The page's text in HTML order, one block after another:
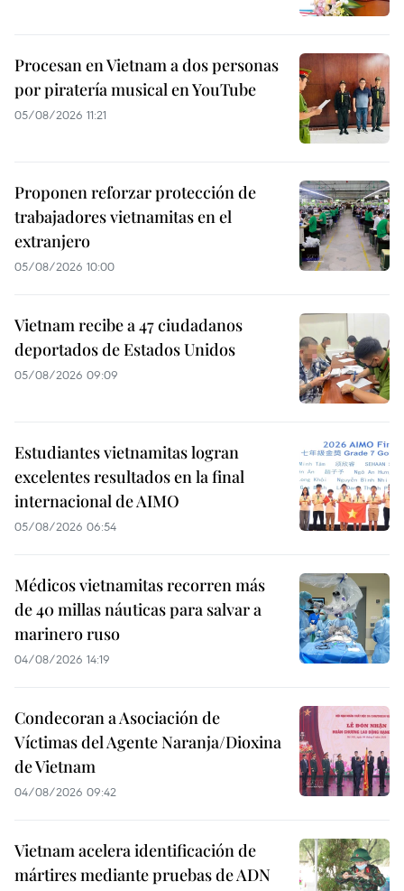
Procesan en Vietnam a dos personas
por piratería musical en YouTube
05/08/2026 11:21
Proponen reforzar protección de
trabajadores vietnamitas en el
extranjero
05/08/2026 10:00
Vietnam recibe a 47 ciudadanos
deportados de Estados Unidos
05/08/2026 09:09
Estudiantes vietnamitas logran
excelentes resultados en la final
internacional de AIMO
05/08/2026 06:54
Médicos vietnamitas recorren más
de 40 millas náuticas para salvar a
marinero ruso
04/08/2026 14:19
Condecoran a Asociación de
Víctimas del Agente Naranja/Dioxina
de Vietnam
04/08/2026 09:42
Vietnam acelera identificación de
mártires mediante pruebas de ADN